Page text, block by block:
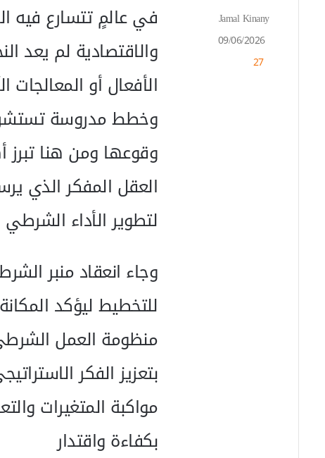
في عالمٍ تتسارع فيه
والاقتصادية لم يعد
الأفعال أو
وخطط مدروسة
وقوعها ومن هنا تبرز
العقل المفكر الذي
لتطوير الأداء
وجاء انعقاد منبر
للتخطيط ليؤكد
منظومة العمل
بتعزيز الفكر
مواكبة المتغيرات
بكفاءة واقتدار
Jamal Kinany
09/06/2026
27